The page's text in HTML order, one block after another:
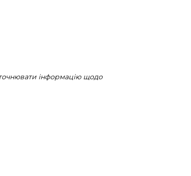
інформацію щодо